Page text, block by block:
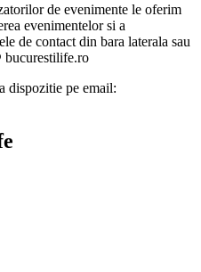
de evenimente le oferim
evenimentelor si a
de contact din bara laterala sau
bucurestilife.ro
dispozitie pe email: